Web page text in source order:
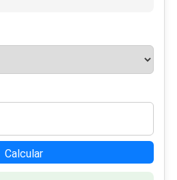
Calcular